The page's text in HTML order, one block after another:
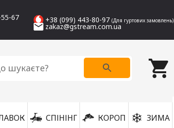
67
+38 (099) 443-80-97 (Для гуртових замовлень)
zakaz@gstream.com.ua
СПІНІНГ КОРОП ЗИМА